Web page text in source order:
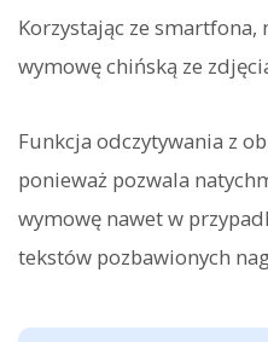
Korzystając ze
wymowę chińską ze
Funkcja odczytywania z
ponieważ pozwala
wymowę nawet w
tekstów pozbawionych